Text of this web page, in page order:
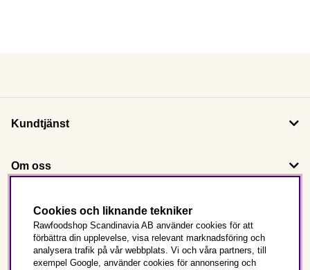
Kundtjänst
Om oss
Följ oss
Det här är Rawfoodshop
Cookies och liknande tekniker
Rawfoodshop Scandinavia AB använder cookies för att
förbättra din upplevelse, visa relevant marknadsföring och
analysera trafik på vår webbplats. Vi och våra partners, till
exempel Google, använder cookies för annonsering och